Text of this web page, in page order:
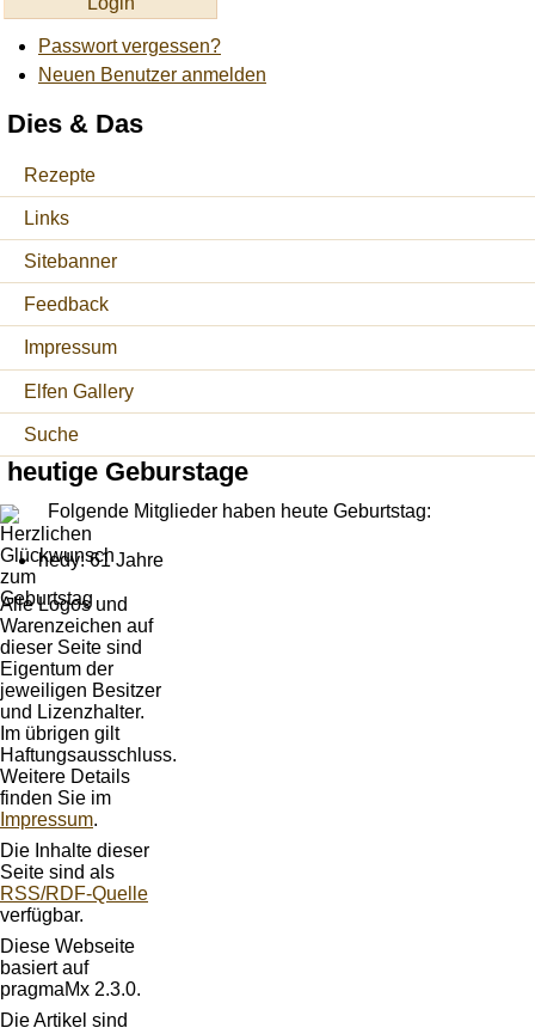
Passwort vergessen?
Neuen Benutzer anmelden
Dies & Das
Rezepte
Links
Sitebanner
Feedback
Impressum
Elfen Gallery
Suche
heutige Geburstage
Folgende Mitglieder haben heute Geburtstag:
hedy: 61 Jahre
Alle Logos und
Warenzeichen auf
dieser Seite sind
Eigentum der
jeweiligen Besitzer
und Lizenzhalter.
Im übrigen gilt
Haftungsausschluss.
Weitere Details
finden Sie im
Impressum.
Die Inhalte dieser
Seite sind als
RSS/RDF-Quelle
verfügbar.
Diese Webseite
basiert auf
pragmaMx 2.3.0.
Die Artikel sind